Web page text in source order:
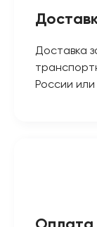
Доставка
России